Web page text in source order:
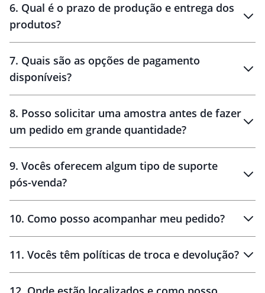
6. Qual é o prazo de produção e entrega dos
produtos?
10 dias
brinde
48 horas
7. Quais são as opções de pagamento
disponíveis?
8. Posso solicitar uma amostra antes de fazer
um pedido em grande quantidade?
amostras
9. Vocês oferecem algum tipo de suporte
pós-venda?
10. Como posso acompanhar meu pedido?
11. Vocês têm políticas de troca e devolução?